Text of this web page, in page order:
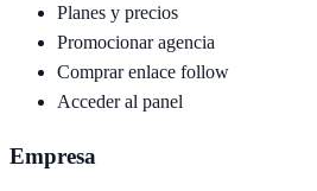
Planes y precios
Promocionar agencia
Comprar enlace follow
Acceder al panel
Empresa